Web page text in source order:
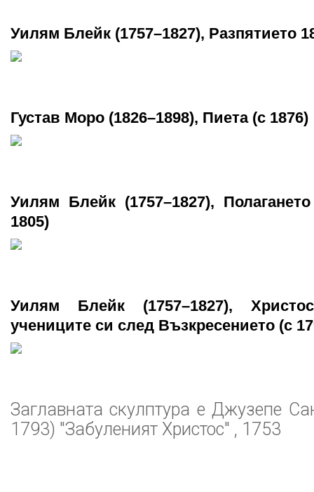
Уилям Блейк (1757–1827), Разпятието
Густав Моро (1826–1898), Пиета (c 1876)
Уилям Блейк (1757–1827),
1805)
Уилям Блейк (1757–1827),
учениците си след Възкресението (c
Заглавната скулптура е Джузепе
1793) "Забуленият Христос" , 1753